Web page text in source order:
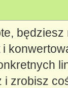
będziesz
i
i zrobisz